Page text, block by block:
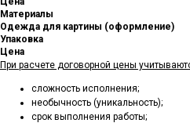
Материалы
Одежда для картины (оформление)
Упаковка
Цена
При расчете договорной цены
сложность исполнения;
необычность (уникальность);
срок выполнения работы;